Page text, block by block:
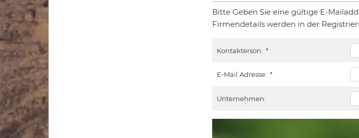
Bitte Geben Sie eine gültige E-
Firmendetails werden in der
Kontakterson: *
E-Mail Adresse: *
Unternehmen: